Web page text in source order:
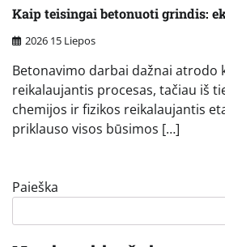
Kaip teisingai betonuoti grindis:
2026 15 Liepos
Betonavimo darbai dažnai atrodo
reikalaujantis procesas, tačiau iš
chemijos ir fizikos reikalaujantis
priklauso visos būsimos […]
Paieška